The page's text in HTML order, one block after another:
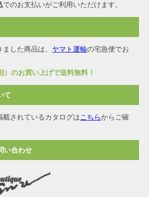
でのお支払いがご利用いただけます。
した商品は、 ヤマト運輸の宅急便でお
）のお買い上げで送料無料！
て
載されているカタログはこちらからご確
い合わせ